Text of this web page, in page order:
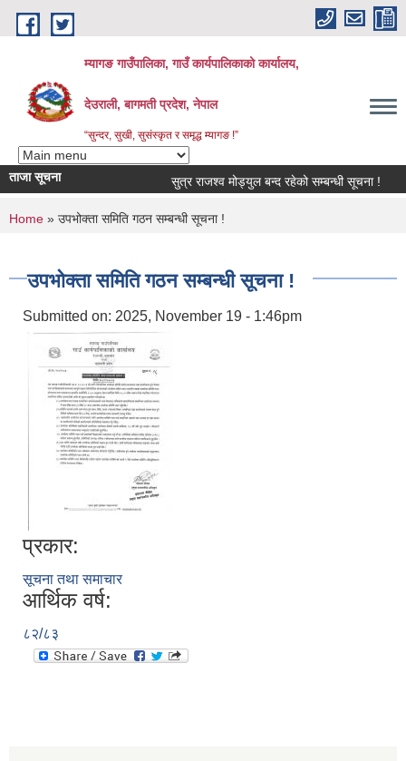
Skip to main content
म्यागङ गाउँपालिका, गाउँ कार्यपालिकाको कार्यालय,
देउराली, बागमती प्रदेश, नेपाल
“सुन्दर, सुखी, सुसंस्कृत र समृद्ध म्यागङ !”
ताजा सूचना सुत्र राजश्व मोड्युल बन्द रहेको सम्बन्धी सूचना !
You are here
Home » उपभोक्ता समिति गठन सम्बन्धी सूचना !
उपभोक्ता समिति गठन सम्बन्धी सूचना !
Submitted on: 2025, November 19 - 1:46pm
प्रकार:
सूचना तथा समाचार
आर्थिक वर्ष:
८२/८३